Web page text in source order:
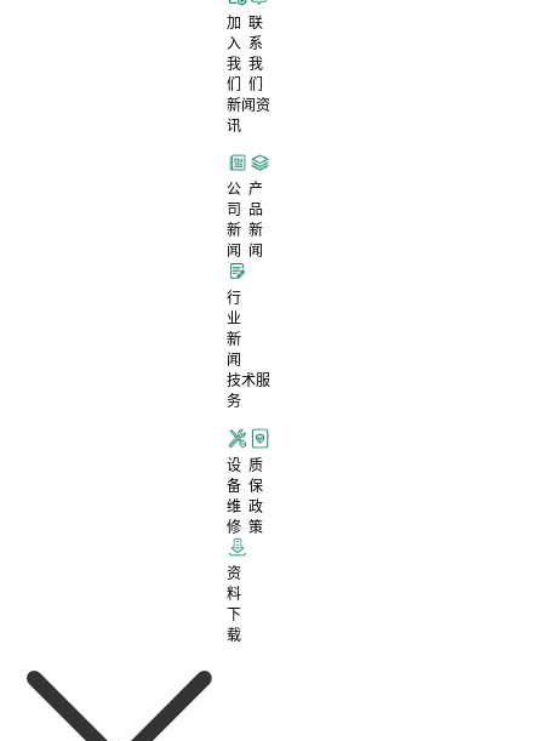
加
入
我
们
联
系
我
们
新闻资
讯
公
司
新
闻
产
品
新
闻
行
业
新
闻
技术服
务
设
备
维
修
质
保
政
策
资
料
下
载